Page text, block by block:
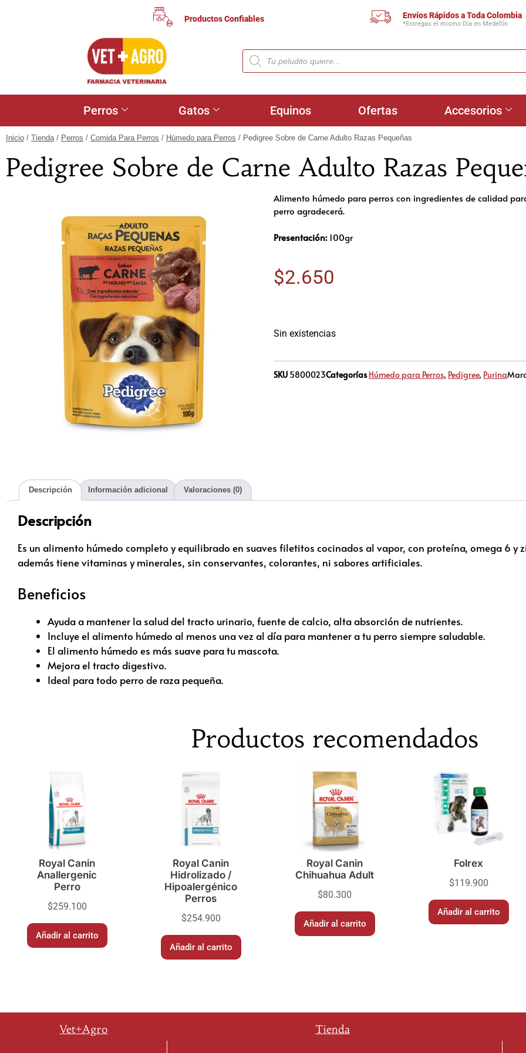
Productos Confiables Envíos Rápidos a Toda Colombia
*Entregas el mismo Día en Medellín
Perros Gatos Equinos Ofertas Accesorios
Inicio / Tienda/ Perros / Comida Para Perros / Húmedo para Perros / Pedigree Sobre de Carne Adulto Razas Pequeñas
Pedigree Sobre de Carne Adulto Razas
Alimento húmedo para perros con ingredientes de calidad
perro agradecerá.
Presentación:100gr
$2.650
Sin existencias
SKU 5800023Categorías Húmedo para Perros, Pedigree, Purina
Descripción Información adicional Valoraciones (0)
Descripción
Es un alimento húmedo completo y equilibrado en suaves filetitos cocinados al vapor, con proteína, omega 6 y
además tiene vitaminas y minerales, sin conservantes, colorantes, ni sabores artificiales.
Beneficios
Ayuda a mantener la salud del tracto urinario, fuente de calcio, alta absorción de nutrientes.
Incluye el alimento húmedo al menos una vez al día para mantener a tu perro siempre saludable.
El alimento húmedo es más suave para tu mascota.
Mejora el tracto digestivo.
Ideal para todo perro de raza pequeña.
Productos recomendados
Royal Canin
Anallergenic
Perro
$259.100
Añadir al carrito
Royal Canin
Hidrolizado /
Hipoalergénico
Perros
$254.900
Añadir al carrito
Royal Canin
Chihuahua Adult
$80.300
Añadir al carrito
Folrex
$119.900
Añadir al carrito
Vet+Agro Tienda